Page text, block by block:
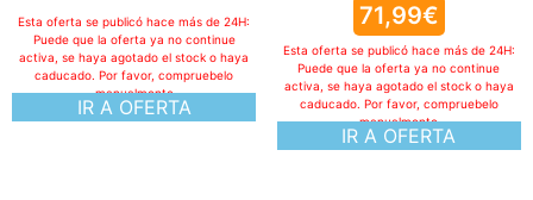
IR A OFERTA
Esta oferta se publicó hace más de 24H:
Puede que la oferta ya no continue
activa, se haya agotado el stock o haya
caducado. Por favor, compruebelo
manualmente
71,99€
IR A OFERTA
Esta oferta se publicó hace más de 24H:
Puede que la oferta ya no continue
activa, se haya agotado el stock o haya
caducado. Por favor, compruebelo
manualmente